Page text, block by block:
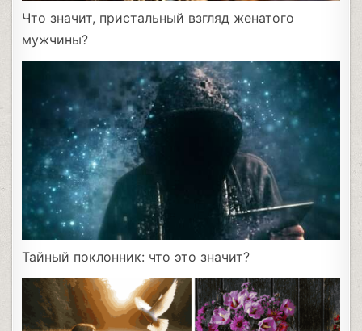
Что значит, пристальный взгляд женатого
мужчины?
Тайный поклонник: что это значит?